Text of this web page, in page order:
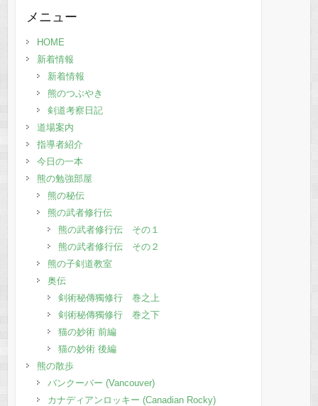
事メニュー
HOME
新着情報
新着情報
熊のつぶやき
剣道考察日記
道場案内
指導者紹介
今日の一本
熊の勉強部屋
熊の秘伝
熊の武者修行伝
熊の武者修行伝 その１
熊の武者修行伝 その２
熊の子剣道教室
奥伝
剣術秘傳獨修行 巻之上
剣術秘傳獨修行 巻之下
猫の妙術 前編
猫の妙術 後編
熊の散歩
バンクーバー (Vancouver)
カナディアンロッキー (Canadian Rocky)